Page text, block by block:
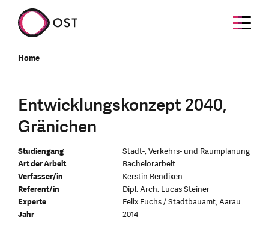
Home
Entwicklungskonzept 2040,
Gränichen
Studiengang
Stadt-, Verkehrs- und Raumplanung
Art der Arbeit
Bachelorarbeit
Verfasser/in
Kerstin Bendixen
Referent/in
Dipl. Arch. Lucas Steiner
Experte
Felix Fuchs / Stadtbauamt, Aarau
Jahr
2014